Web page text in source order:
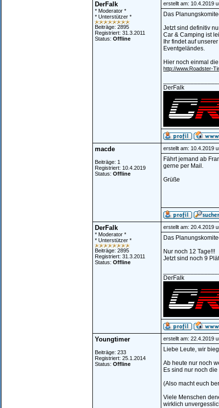
DerFalk
* Moderator *
* Unterstützer *
Beiträge: 2895
Registriert: 31.3.2011
Status: Offline
erstellt am: 10.4.2019
Das
Jetzt sind definitiv
Car & Camping ist
Ihr findet auf
Eventgeländes.
Hier noch einmal
http://www.Roadster-
DerFalk
macde
Beiträge: 1
Registriert: 10.4.2019
Status: Offline
erstellt am: 10.4.2019
Fährt jemand ab
gerne per Mail.
Grüße
DerFalk
* Moderator *
* Unterstützer *
Beiträge: 2895
Registriert: 31.3.2011
Status: Offline
erstellt am: 20.4.2019
Das
Nur noch 12 Tage!!!
Jetzt sind noch 9
DerFalk
Youngtimer
Beiträge: 233
Registriert: 25.1.2014
Status: Offline
erstellt am: 22.4.2019
Liebe Leute, wir
Ab heute nur noch
Es sind nur noch
(Also macht euch
Viele Menschen
wirklich